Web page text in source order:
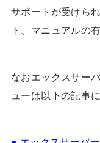
サポートが受けら
ト、マニュアルの
なおエックスサー
ューは以下の記事